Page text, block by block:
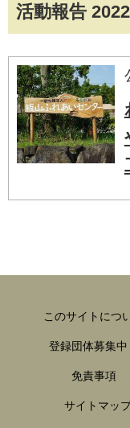
活動報告
このサイトにつ
登録団体募集中
免責事項
サイトマッ